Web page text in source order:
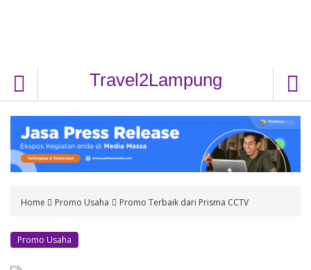
Travel2Lampung
Home Promo Usaha Promo Terbaik dari Prisma CCTV
Promo Usaha